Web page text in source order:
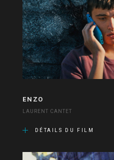
ENZO
LAURENT CANTET
DÉTAILS DU FILM